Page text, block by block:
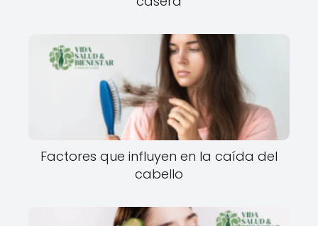
Factores que influyen en la caída del
cabello